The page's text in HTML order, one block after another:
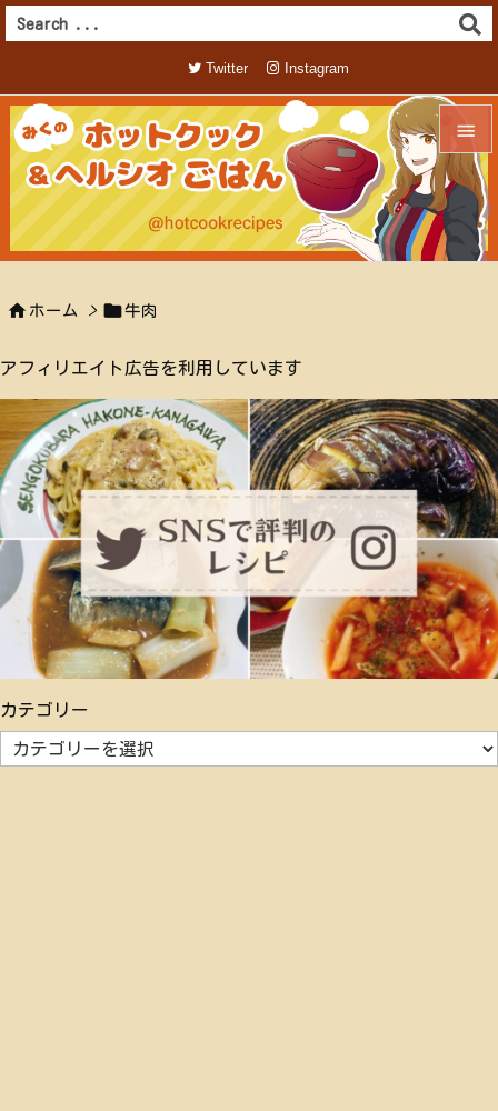


メニュ

サイド
Twitter Instagram
 ホーム > 牛肉
アフィリエイト広告を利用しています
カテゴリー
テ